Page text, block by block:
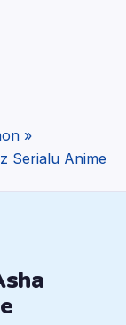
»
Serialu Anime